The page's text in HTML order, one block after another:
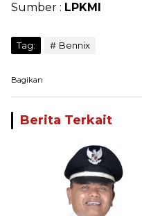
Sumber : LPKMI
Tag: Bennix
Bagikan
Berita Terkait